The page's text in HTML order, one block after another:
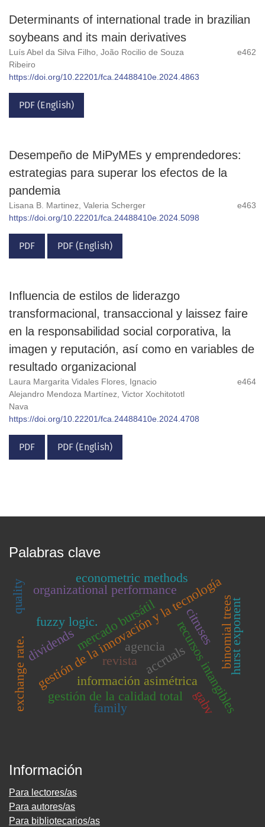
Determinants of international trade in brazilian
soybeans and its main derivatives
Luís Abel da Silva Filho, João Rocilio de Souza
Ribeiro
e462
https://doi.org/10.22201/fca.24488410e.2024.4863
PDF (English)
Desempeño de MiPyMEs y emprendedores:
estrategias para superar los efectos de la
pandemia
Lisana B. Martinez, Valeria Scherger
e463
https://doi.org/10.22201/fca.24488410e.2024.5098
PDF PDF (English)
Influencia de estilos de liderazgo
transformacional, transaccional y laissez faire
en la responsabilidad social corporativa, la
imagen y reputación, así como en variables de
resultado organizacional
Laura Margarita Vidales Flores, Ignacio
Alejandro Mendoza Martínez, Victor Xochitototl
Nava
e464
https://doi.org/10.22201/fca.24488410e.2024.4708
PDF PDF (English)
Palabras clave
revista
gestión de la innovación y la tecnología
organizational performance
recursos intangibles
mercado bursátil
información asimétrica
agencia
gestión de la calidad total gabv
exchange rate.
binomial trees
fuzzy logic.
accruals
citruses
dividends
family
econometric methods
quality
hurst exponent
Información
Para lectores/as
Para autores/as
Para bibliotecarios/as